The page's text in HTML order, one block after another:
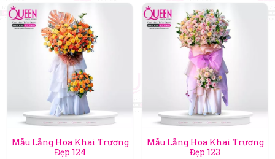
Mẫu Lẵng Hoa Khai Trương
Đẹp 124
Mẫu Lẵng Hoa Khai Trương
Đẹp 123